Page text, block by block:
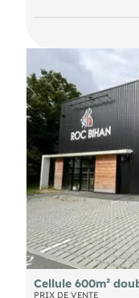
sectionnelle d'une
- Aire extérieure
d'agence en sus à
HT du prix de vente.
Cellule 600m²
PRIX DE VENTE